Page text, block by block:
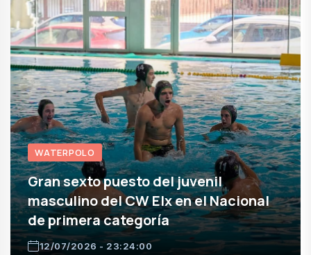
WATERPOLO
Gran sexto puesto del juvenil
masculino del CW Elx en el Nacional
de primera categoría
12/07/2026 - 23:24:00